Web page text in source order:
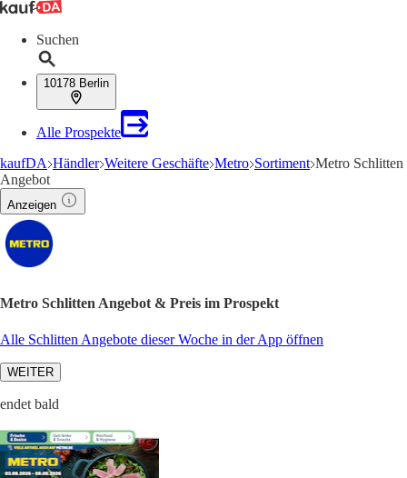
Suchen
10178 Berlin
Alle Prospekte
kaufDA Händler Weitere Geschäfte Metro Sortiment Metro Schlitten
Angebot
Anzeigen
Metro Schlitten Angebot & Preis im Prospekt
Alle Schlitten Angebote dieser Woche in der App öffnen
WEITER
endet bald